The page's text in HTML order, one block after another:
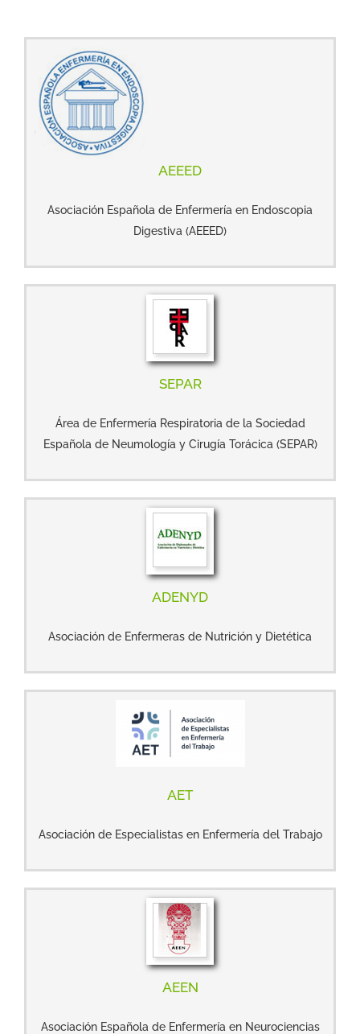
AEEED
Asociación Española de Enfermería en Endoscopia
Digestiva (AEEED)
SEPAR
Área de Enfermería Respiratoria de la Sociedad
Española de Neumología y Cirugía Torácica (SEPAR)
ADENYD
Asociación de Enfermeras de Nutrición y Dietética
AET
Asociación de Especialistas en Enfermería del Trabajo
AEEN
Asociación Española de Enfermería en Neurociencias